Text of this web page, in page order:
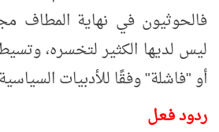
فالحوثيون في نهاية المطاف
ليس لديها الكثير لتخسره،
أو "فاشلة" وفقًا للأدبيات
ردود فـعـل